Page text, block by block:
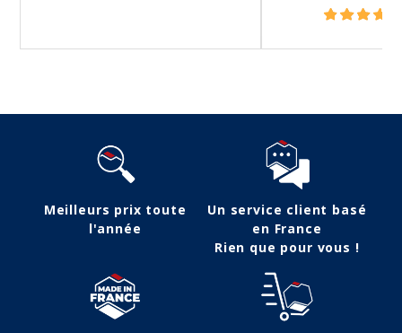
Meilleurs prix toute
l'année
Un service client basé
en France
Rien que pour vous !